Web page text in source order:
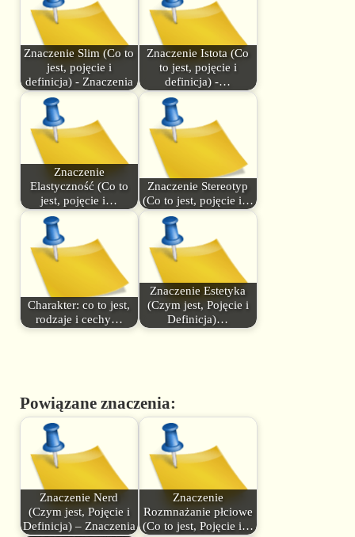
Znaczenie Slim (Co to
jest, pojęcie i
definicja) - Znaczenia
Znaczenie Istota (Co
to jest, pojęcie i
definicja) -…
Znaczenie
Elastyczność (Co to
jest, pojęcie i…
Znaczenie Stereotyp
(Co to jest, pojęcie i…
Charakter: co to jest,
rodzaje i cechy…
Znaczenie Estetyka
(Czym jest, Pojęcie i
Definicja)…
Powiązane znaczenia:
Znaczenie Nerd
(Czym jest, Pojęcie i
Definicja) – Znaczenia
Znaczenie
Rozmnażanie płciowe
(Co to jest, Pojęcie i…